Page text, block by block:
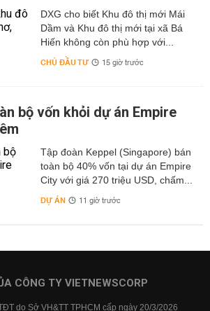
DXG cho biết Khu đô thị mới Mái
Dầm và Khu đô thị mới tại xã Bá
Hiến không còn phù hợp với...
CHỦ ĐẦU TƯ 15 giờ trước
bộ vốn khỏi dự án Empire
Tập đoàn Keppel (Singapore) bán
toàn bộ 40% vốn tại dự án Empire
City với giá 270 triệu USD, chấm...
DỰ ÁN 11 giờ trước
CÔNG TY VIETNEWSCORP
do Sở VH&TT TPHCM cấp ngày 20/3/2026